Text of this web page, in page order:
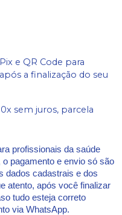
e QR Code para
a finalização do seu
sem juros, parcela
profissionais da saúde
pagamento e envio só são
dados cadastrais e dos
atento, após você finalizar
tudo esteja correto
via WhatsApp.